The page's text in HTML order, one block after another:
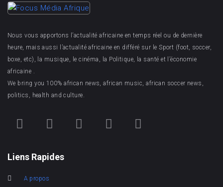
Nous vous apportons l’actualité africaine en temps réel ou de dernière
heure, mais aussi l’actualité africaine en différé sur le Sport (foot, soccer,
boxe, etc), la musique, le cinéma, la Politique, la santé et l’économie
africaine .
We bring you 100% african news, african music, african soccer news,
politics, health and culture.
Liens Rapides
A propos